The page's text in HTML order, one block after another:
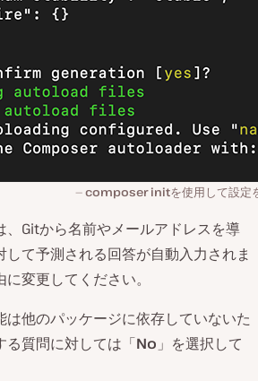
composer initを使用して設定
、Gitから名前やメールアドレスを導
して予測される回答が自動入力されま
変更してください。
は他のパッケージに依存していないた
る質問に対しては「No 」を選択して